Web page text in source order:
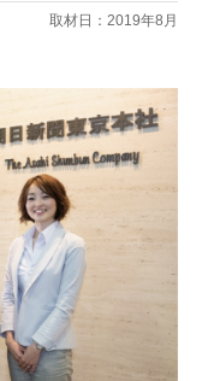
取材日：2019年8月